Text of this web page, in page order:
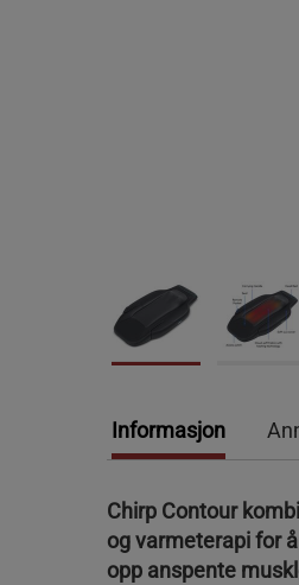
Informasjon
Chirp Contour
og varmeterapi for
opp anspente